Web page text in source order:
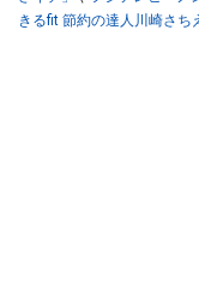
きるfit 節約の達人川崎さち
スマホ1つでスキマ時間に